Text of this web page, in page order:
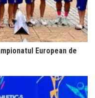
European de